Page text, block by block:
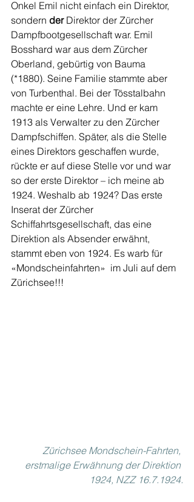
Onkel Emil nicht einfach ein Direktor,
sondern der Direktor der Zürcher
Dampfbootgesellschaft war. Emil
Bosshard war aus dem Zürcher
Oberland, gebürtig von Bauma
(*1880). Seine Familie stammte aber
von Turbenthal. Bei der Tösstalbahn
machte er eine Lehre. Und er kam
1913 als Verwalter zu den Zürcher
Dampfschiffen. Später, als die Stelle
eines Direktors geschaffen wurde,
rückte er auf diese Stelle vor und war
so der erste Direktor – ich meine ab
1924. Weshalb ab 1924? Das erste
Inserat der Zürcher
Schiffahrtsgesellschaft, das eine
Direktion als Absender erwähnt,
stammt eben von 1924. Es warb für
«Mondscheinfahrten»  im Juli auf dem
Zürichsee!!!
Zürichsee Mondschein-Fahrten,
erstmalige Erwähnung der Direktion
1924, NZZ 16.7.1924.